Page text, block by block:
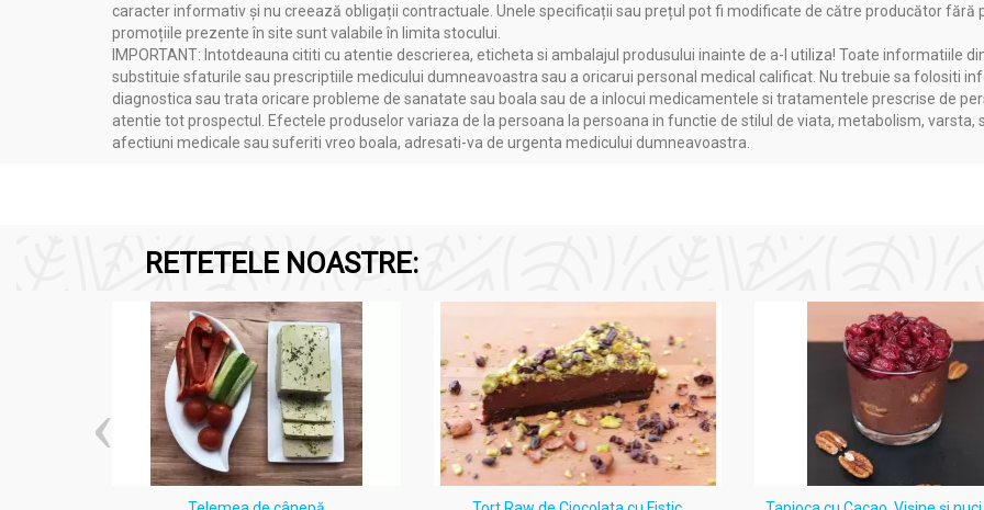
caracter informativ și nu creează obligații contractuale. Unele specificații sau prețul pot fi modificate de către producător fără
promoțiile prezente în site sunt valabile în limita stocului.
IMPORTANT: Intotdeauna cititi cu atentie descrierea, eticheta si ambalajul produsului inainte de a-l utiliza! Toate informatiile
substituie sfaturile sau prescriptiile medicului dumneavoastra sau a oricarui personal medical calificat. Nu trebuie sa folositi
diagnostica sau trata oricare probleme de sanatate sau boala sau de a inlocui medicamentele si tratamentele prescrise de
atentie tot prospectul. Efectele produselor variaza de la persoana la persoana in functie de stilul de viata, metabolism,
afectiuni medicale sau suferiti vreo boala, adresati-va de urgenta medicului dumneavoastra.
RETETELE NOASTRE: